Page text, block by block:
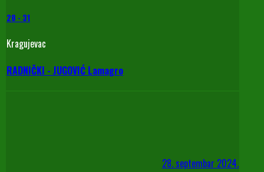
28 - 31
Kragujevac
RADNIČKI - JUGOVIĆ Lamagro
28. septembar 2024.